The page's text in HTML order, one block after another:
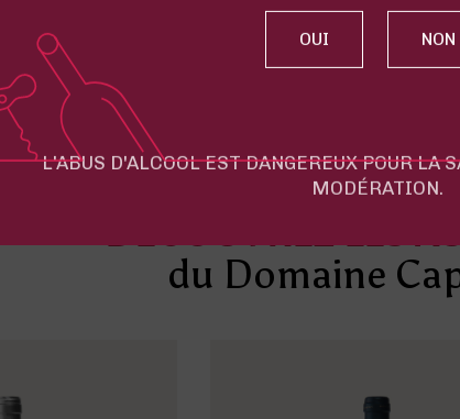
Contacter le château
DÉCOUVREZ LES
du Domaine
L'ABUS D'ALCOOL EST DANGEREUX POUR LA
MODÉRATION.